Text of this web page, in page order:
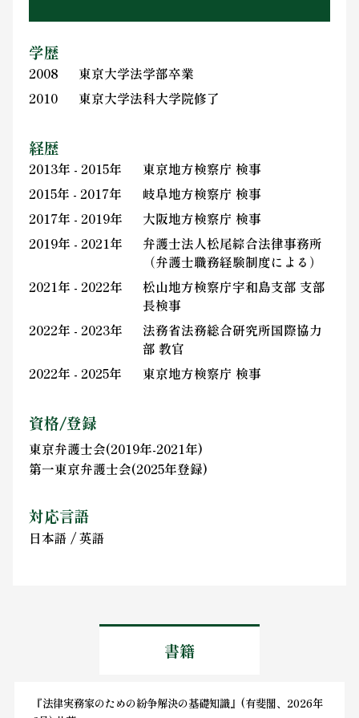
学歴
2008
東京大学法学部卒業
2010
東京大学法科大学院修了
経歴
2013年 - 2015年
東京地方検察庁 検事
2015年 - 2017年
岐阜地方検察庁 検事
2017年 - 2019年
大阪地方検察庁 検事
2019年 - 2021年
弁護士法人松尾綜合法律事務所
（弁護士職務経験制度による）
2021年 - 2022年
松山地方検察庁宇和島支部 支部
長検事
2022年 - 2023年
法務省法務総合研究所国際協力
部 教官
2022年 - 2025年
東京地方検察庁 検事
資格/登録
東京弁護士会(2019年-2021年)
第一東京弁護士会(2025年登録)
対応言語
日本語 / 英語
書籍
『法律実務家のための紛争解決の基礎知識』(有斐閣、2026年